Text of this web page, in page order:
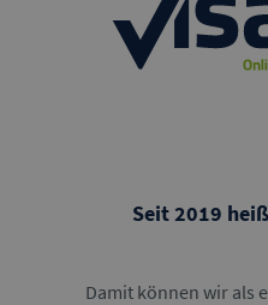
Seit 2019
Damit können wir als